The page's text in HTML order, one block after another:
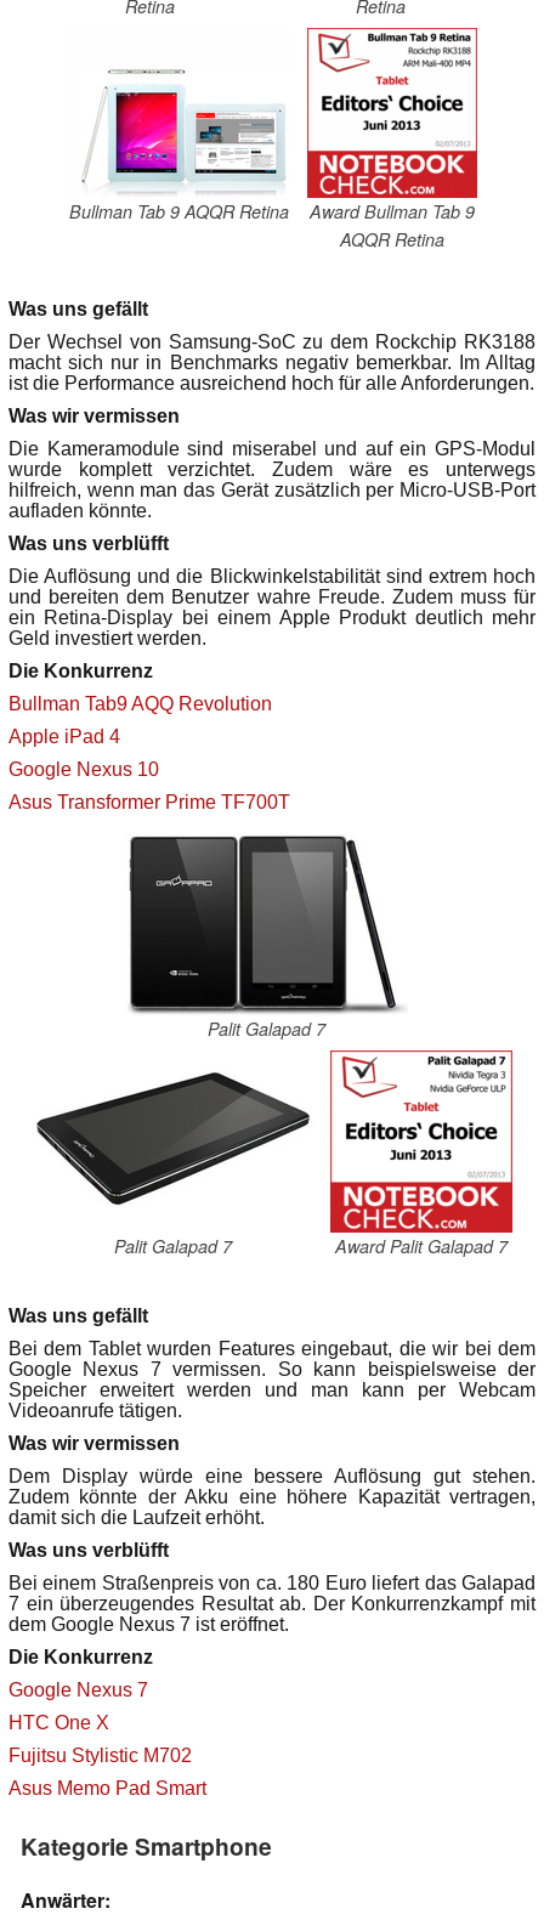
Retina Retina
Bullman Tab 9 AQQR Retina
Award Bullman Tab 9
AQQR Retina
Was uns gefällt
Der Wechsel von Samsung-SoC zu dem Rockchip RK3188
macht sich nur in Benchmarks negativ bemerkbar. Im Alltag
ist die Performance ausreichend hoch für alle Anforderungen.
Was wir vermissen
Die Kameramodule sind miserabel und auf ein GPS-Modul
wurde komplett verzichtet. Zudem wäre es unterwegs
hilfreich, wenn man das Gerät zusätzlich per Micro-USB-Port
aufladen könnte.
Was uns verblüfft
Die Auflösung und die Blickwinkelstabilität sind extrem hoch
und bereiten dem Benutzer wahre Freude. Zudem muss für
ein Retina-Display bei einem Apple Produkt deutlich mehr
Geld investiert werden.
Die Konkurrenz
Bullman Tab9 AQQ Revolution
Apple iPad 4
Google Nexus 10
Asus Transformer Prime TF700T
Palit Galapad 7
Palit Galapad 7 Award Palit Galapad 7
Was uns gefällt
Bei dem Tablet wurden Features eingebaut, die wir bei dem
Google Nexus 7 vermissen. So kann beispielsweise der
Speicher erweitert werden und man kann per Webcam
Videoanrufe tätigen.
Was wir vermissen
Dem Display würde eine bessere Auflösung gut stehen.
Zudem könnte der Akku eine höhere Kapazität vertragen,
damit sich die Laufzeit erhöht.
Was uns verblüfft
Bei einem Straßenpreis von ca. 180 Euro liefert das Galapad
7 ein überzeugendes Resultat ab. Der Konkurrenzkampf mit
dem Google Nexus 7 ist eröffnet.
Die Konkurrenz
Google Nexus 7
HTC One X
Fujitsu Stylistic M702
Asus Memo Pad Smart
Kategorie Smartphone
Anwärter: